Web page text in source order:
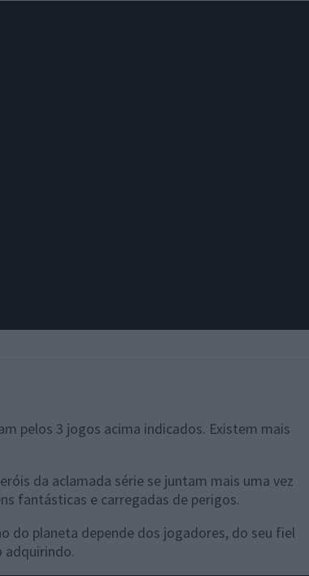
pelos 3 jogos acima indicados. Existem mais
da aclamada série se juntam mais uma vez
fantásticas e carregadas de perigos.
do planeta depende dos jogadores, do seu fiel
adquirindo.